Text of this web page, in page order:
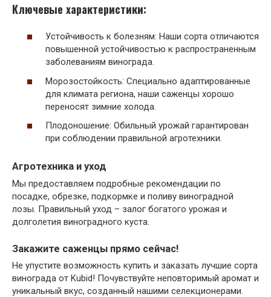
Ключевые характеристики:
Устойчивость к болезням: Наши сорта отличаются
повышенной устойчивостью к распространенным
заболеваниям винограда.
Морозостойкость: Специально адаптированные
для климата региона, наши саженцы хорошо
переносят зимние холода.
Плодоношение: Обильный урожай гарантирован
при соблюдении правильной агротехники.
Агротехника и уход
Мы предоставляем подробные рекомендации по
посадке, обрезке, подкормке и поливу виноградной
лозы. Правильный уход – залог богатого урожая и
долголетия виноградного куста.
Закажите саженцы прямо сейчас!
Не упустите возможность купить и заказать лучшие сорта
винограда от Kubid! Почувствуйте неповторимый аромат и
уникальный вкус, созданный нашими селекционерами.